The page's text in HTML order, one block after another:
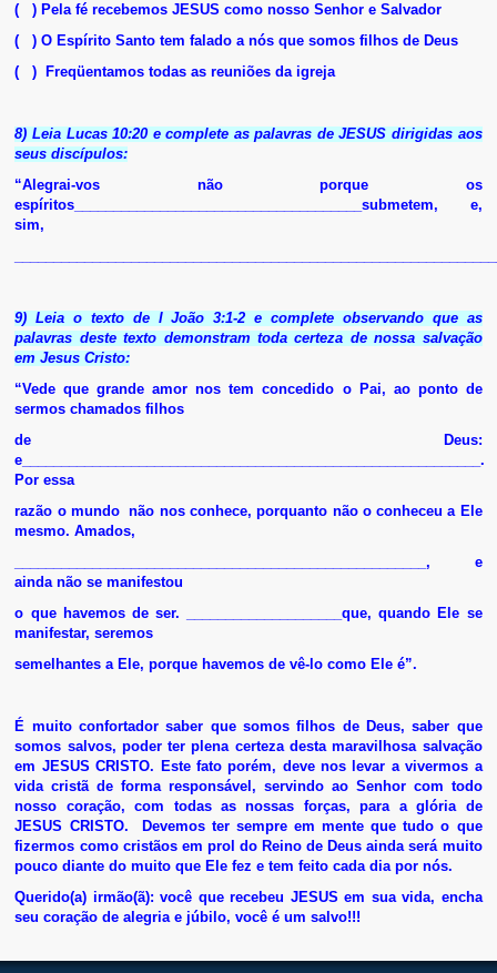
( ) Pela fé recebemos JESUS como nosso Senhor e Salvador
( ) O Espírito Santo tem falado a nós que somos filhos de Deus
( ) Freqüentamos todas as reuniões da igreja
8) Leia Lucas 10:20 e complete as palavras de JESUS dirigidas aos
seus discípulos:
“Alegrai-vos não porque os
espíritos_____________________________________submetem, e,
sim,
9) Leia o texto de I João 3:1-2 e complete observando que as
palavras deste texto demonstram toda certeza de nossa salvação
em Jesus Cristo:
“Vede que grande amor nos tem concedido o Pai, ao ponto de
sermos chamados filhos
de Deus:
e________________
___________________________________________.
Por essa
razão o mundonão nos conhece, porquanto não o conheceu a Ele
mesmo. Amados,
___________________________________, e
ainda não se manifestou
o que havemos de ser. ____________________que, quando Ele se
manifestar, seremos
semelhantes a Ele, porque havemos de vê-lo como Ele é”.
É muito confortador saber que somos filhos de Deus, saber que
somos salvos, poder ter plena certeza desta maravilhosa salvação
em JESUS CRISTO. Este fato porém, deve nos levar a vivermos a
vida cristã de forma responsável, servindo ao Senhor com todo
nosso coração, com todas as nossas forças, para a glória de
JESUS CRISTO.
Devemos ter sempre em mente que tudo o que
fizermos como cristãos em prol do Reino de Deus ainda será muito
pouco diante do muito que Ele fez e tem feito cada dia por nós.
Querido(a) irmão(ã): você que recebeu JESUS em sua vida, encha
seu coração de alegria e júbilo, você é um salvo!!!